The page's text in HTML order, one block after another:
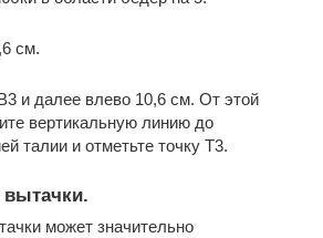
см.
и далее влево 10,6 см. От этой
вертикальную линию до
талии и отметьте точку Т3.
может значительно